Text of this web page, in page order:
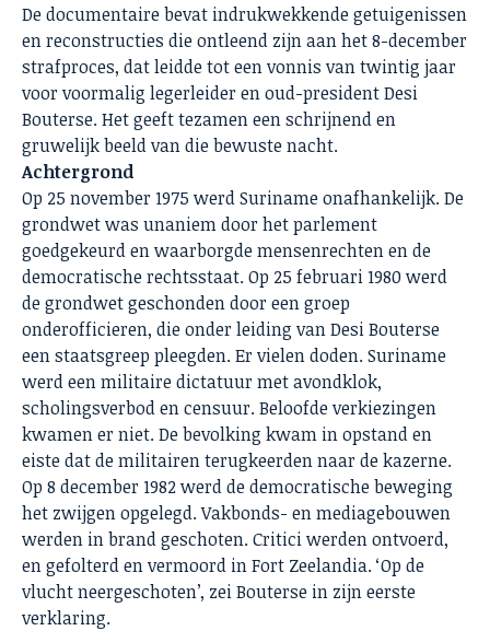
De documentaire bevat indrukwekkende getuigenissen
en reconstructies die ontleend zijn aan het 8-december
strafproces, dat leidde tot een vonnis van twintig jaar
voor voormalig legerleider en oud-president Desi
Bouterse. Het geeft tezamen een schrijnend en
gruwelijk beeld van die bewuste nacht.
Achtergrond
Op 25 november 1975 werd Suriname onafhankelijk. De
grondwet was unaniem door het parlement
goedgekeurd en waarborgde mensenrechten en de
democratische rechtsstaat. Op 25 februari 1980 werd
de grondwet geschonden door een groep
onderofficieren, die onder leiding van Desi Bouterse
een staatsgreep pleegden. Er vielen doden. Suriname
werd een militaire dictatuur met avondklok,
scholingsverbod en censuur. Beloofde verkiezingen
kwamen er niet. De bevolking kwam in opstand en
eiste dat de militairen terugkeerden naar de kazerne.
Op 8 december 1982 werd de democratische beweging
het zwijgen opgelegd. Vakbonds- en mediagebouwen
werden in brand geschoten. Critici werden ontvoerd,
en gefolterd en vermoord in Fort Zeelandia. ‘Op de
vlucht neergeschoten’, zei Bouterse in zijn eerste
verklaring.